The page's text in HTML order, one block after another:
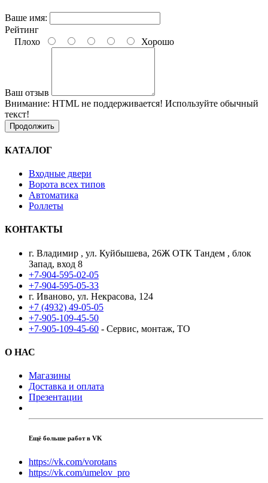
Ваше имя:
Рейтинг
Плохо
Хорошо
Ваш отзыв
Внимание: HTML не поддерживается! Используйте обычный
текст!
Продолжить
КАТАЛОГ
Входные двери
Ворота всех типов
Автоматика
Роллеты
КОНТАКТЫ
г. Владимир , ул. Куйбышева, 26Ж ОТК Тандем , блок
Запад, вход 8
+7-904-595-02-05
+7-904-595-05-33
г. Иваново, ул. Некрасова, 124
+7 (4932) 49-05-05
+7-905-109-45-50
+7-905-109-45-60 - Сервис, монтаж, ТО
О НАС
Магазины
Доставка и оплата
Презентации
Ещё больше работ в VK
https://vk.com/vorotans
https://vk.com/umelov_pro